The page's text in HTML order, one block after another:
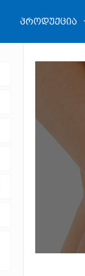
პროდუქცია